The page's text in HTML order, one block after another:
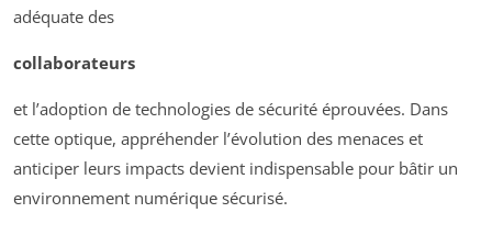
adéquate des
collaborateurs
et l’adoption de technologies de sécurité éprouvées. Dans
cette optique, appréhender l’évolution des menaces et
anticiper leurs impacts devient indispensable pour bâtir un
environnement numérique sécurisé.